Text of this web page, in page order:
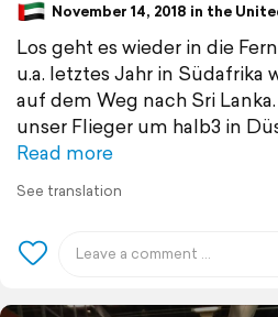
November 14, 2018 in the
Los geht es wieder in die
u.a. letztes Jahr in Südafrika
auf dem Weg nach Sri
unser Flieger um halb3 in
Read more
See translation